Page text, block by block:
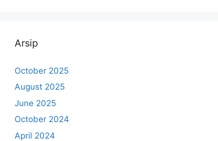
Arsip
October 2025
August 2025
June 2025
October 2024
April 2024